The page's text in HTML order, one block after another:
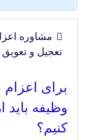
مشاوره
تعجیل و
برای
وظیفه
کنیم؟